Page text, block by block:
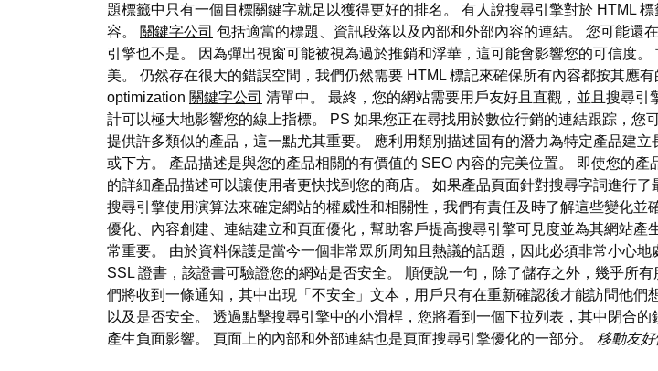
題標籤中只有一個目標關鍵字就足以獲得更好的排名。 有人說搜尋引擎對於 HTML
容。 關鍵字公司 包括適當的標題、資訊段落以及內部和外部內容的連結。 您可能
引擎也不是。 因為彈出視窗可能被視為過於推銷和浮華，這可能會影響您的可信度
美。 仍然存在很大的錯誤空間，我們仍然需要 HTML 標記來確保所有內容都按其應
optimization 關鍵字公司 清單中。 最終，您的網站需要用戶友好且直觀，並且搜尋
計可以極大地影響您的線上指標。 PS 如果您正在尋找用於數位行銷的連結跟踪，
提供許多類似的產品，這一點尤其重要。 應利用類別描述固有的潛力為特定產品建
或下方。 產品描述是與您的產品相關的有價值的 SEO 內容的完美位置。 即使您的
的詳細產品描述可以讓使用者更快找到您的商店。 如果產品頁面針對搜尋字詞進行
搜尋引擎使用演算法來確定網站的權威性和相關性，我們有責任及時了解這些變化
優化、內容創建、連結建立和頁面優化，幫助客戶提高搜尋引擎可見度並為其網站
常重要。 由於資料保護是當今一個非常眾所周知且熱議的話題，因此必須非常小心
SSL 證書，該證書可驗證您的網站是否安全。 順便說一句，除了儲存之外，幾乎所
們將收到一條通知，其中出現「不安全」文本，用戶只有在重新確認後才能訪問他們
以及是否安全。 透過點擊搜尋引擎中的小滑桿，您將看到一個下拉列表，其中閉合
產生負面影響。 頁面上的內部和外部連結也是頁面搜尋引擎優化的一部分。 移動友好